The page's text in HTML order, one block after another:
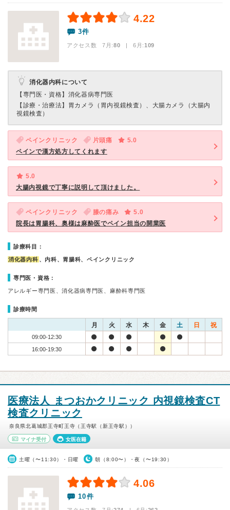
4.22
3件
アクセス数 7月:80 | 6月:109
消化器内科について
【専門医・資格】 消化器病専門医
【診療・治療法】 胃カメラ（胃内視鏡検査）、大腸カメラ（大腸内
視鏡検査）
ペインクリニック 片頭痛
5.0
ペインで漢方処方してくれます
5.0
大腸内視鏡で丁寧に説明して頂けました。
ペインクリニック 膝の痛み
5.0
院長は胃腸科、奥様は麻酔医でペイン担当の開業医
診療科目：
消化器内科 、内科、胃腸科、ペインクリニック
専門医・資格：
アレルギー専門医、消化器病専門医、麻酔科専門医
診療時間
月 火 水 木 金 土 日 祝
09:00-12:30
16:00-19:30
医療法人 まつおかクリニック 内視鏡検査CT
検査クリニック
奈良県北葛城郡王寺町王寺（王寺駅（新王寺駅））
マイナ受付 女医在籍
土曜（〜11:30）・日曜 朝（8:00〜）・夜（〜19:30）
4.06
10件